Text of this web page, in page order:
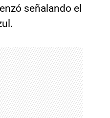
señalando el